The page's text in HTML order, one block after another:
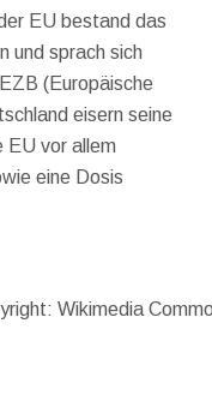
EU bestand das
und sprach sich
(Europäische
eisern seine
EU vor allem
eine Dosis